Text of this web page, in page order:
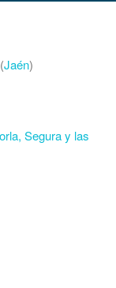
(Jaén)
Segura y las